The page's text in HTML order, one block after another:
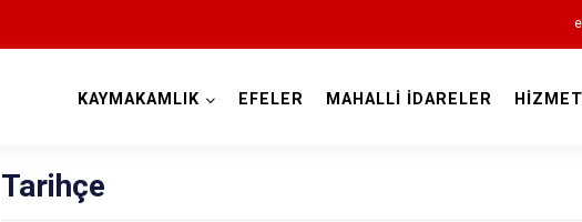
KAYMAKAMLIK EFELER MAHALLİ İDARELER
Tarihçe